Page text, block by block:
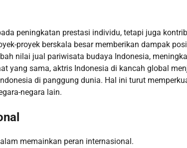
peningkatan prestasi individu, tetapi juga
proyek berskala besar memberikan dampak
nilai jual pariwisata budaya Indonesia,
yang sama, aktris Indonesia di kancah global
di panggung dunia. Hal ini turut
negara lain.
memainkan peran internasional.